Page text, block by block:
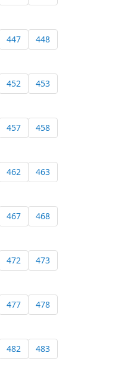
447 448
452 453
457 458
462 463
467 468
472 473
477 478
482 483